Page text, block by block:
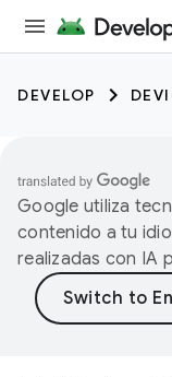
DEVELOP
Google utiliza
contenido a tu
realizadas con IA